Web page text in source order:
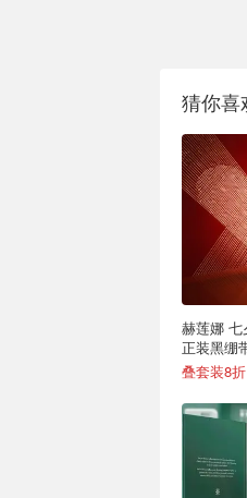
猜你喜
赫莲娜 七
正装黑绷
绷带
叠套装8